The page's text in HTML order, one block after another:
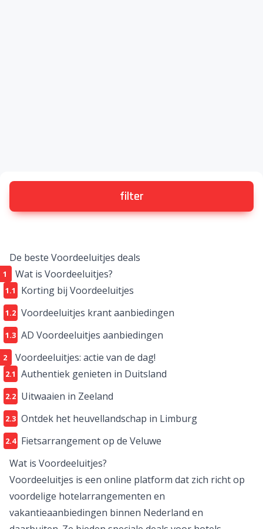
De beste Voordeeluitjes deals
Wat is Voordeeluitjes?
Korting bij Voordeeluitjes
Voordeeluitjes krant aanbiedingen
AD Voordeeluitjes aanbiedingen
Voordeeluitjes: actie van de dag!
Authentiek genieten in Duitsland
Ontdek het heuvellandschap in Limburg
Fietsarrangement op de Veluwe
Wat is Voordeeluitjes?
Voordeeluitjes is een online platform dat zich richt op
voordelige hotelarrangementen en
vakantieaanbiedingen binnen Nederland en